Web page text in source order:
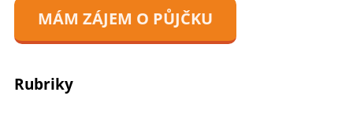
MÁM ZÁJEM O PŮJČKU
Rubriky